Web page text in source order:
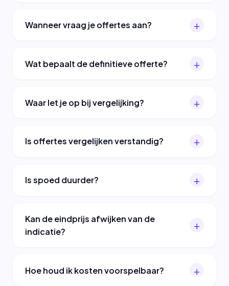
Wanneer vraag je offertes aan?
Wat bepaalt de definitieve offerte?
Waar let je op bij vergelijking?
Is offertes vergelijken verstandig?
Is spoed duurder?
Kan de eindprijs afwijken van de
indicatie?
Hoe houd ik kosten voorspelbaar?